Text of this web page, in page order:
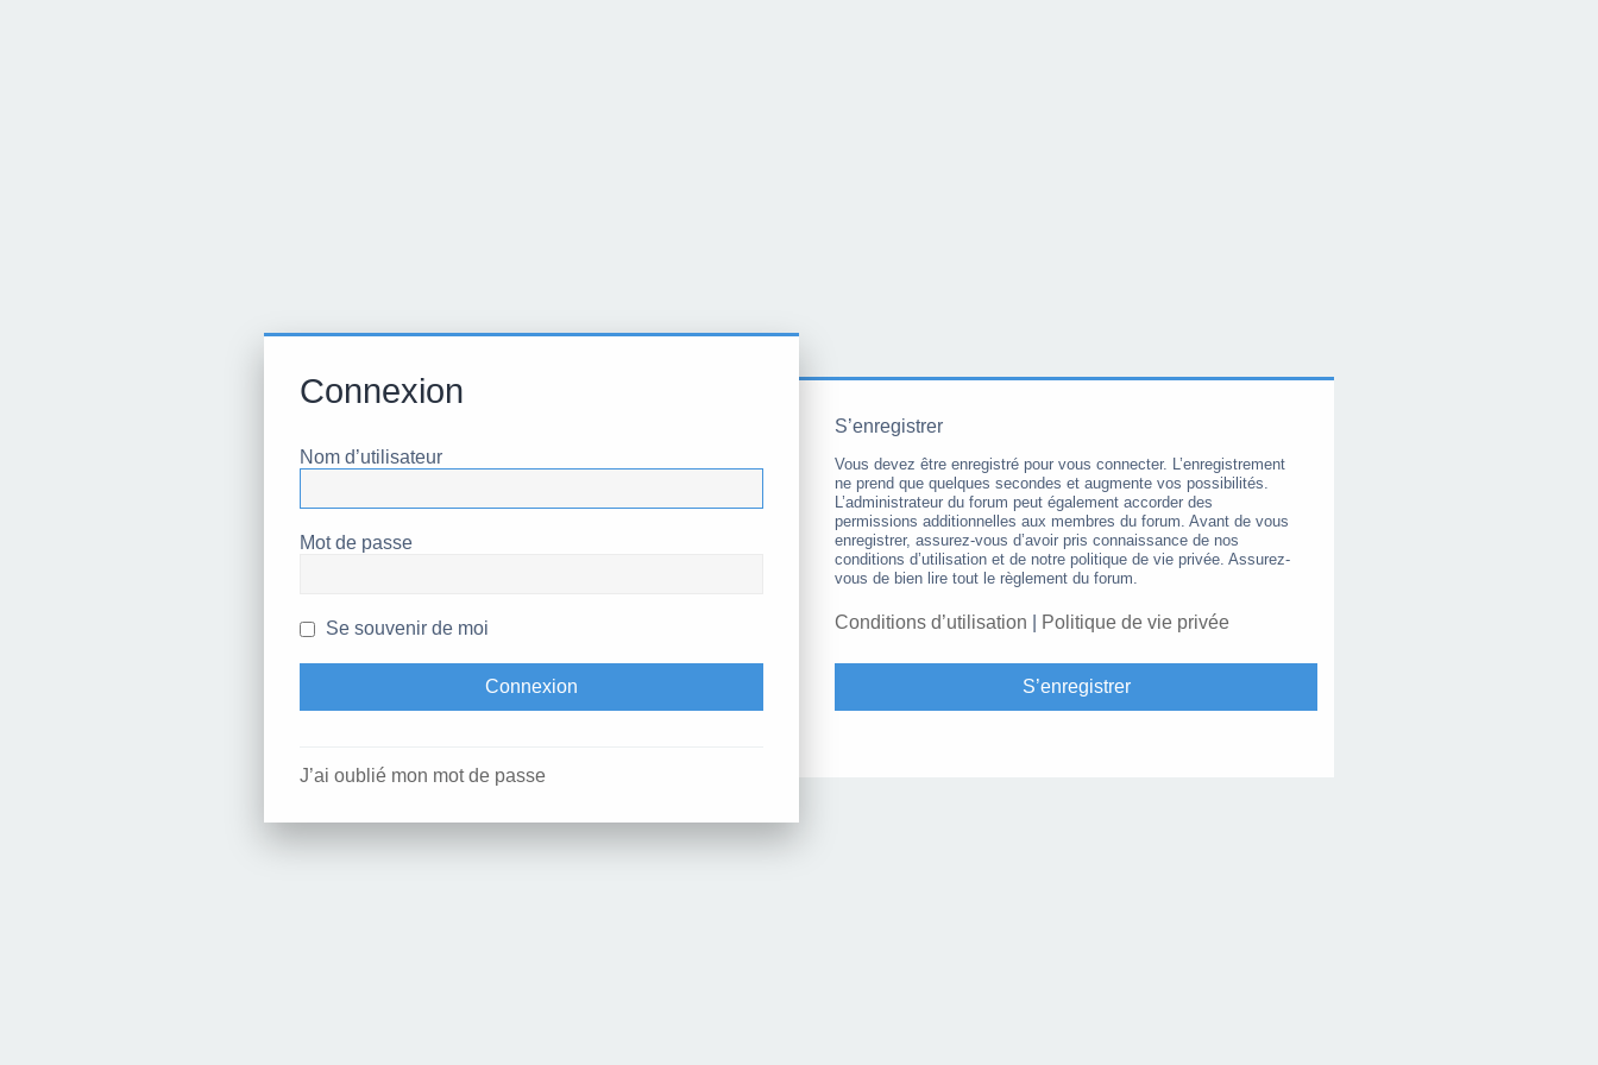
Connexion
Nom d’utilisateur
Mot de passe
Se souvenir de moi
J’ai oublié mon mot de passe
S’enregistrer
Vous devez être enregistré pour vous connecter. L’enregistrement
ne prend que quelques secondes et augmente vos possibilités.
L’administrateur du forum peut également accorder des
permissions additionnelles aux membres du forum. Avant de vous
enregistrer, assurez-vous d’avoir pris connaissance de nos
conditions d’utilisation et de notre politique de vie privée. Assurez-
vous de bien lire tout le règlement du forum.
Conditions d’utilisation Politique de vie privée
S’enregistrer